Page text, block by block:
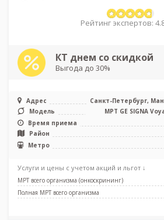
Рейтинг экспертов:
КТ днем со скидкой
Выгода до 30%
Адрес
Санкт-Петербург,
Модель
МРТ GE SIGNA
Время приема
Район
Метро
Услуги и цены с учетом акций и льгот ↓
МРТ всего организма (онкоскрининг)
Полная МРТ всего организма